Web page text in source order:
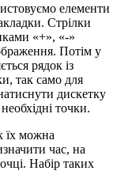
елементи
Стрілки
«+», «-»
Потім у
рядок із
так само для
дискетку
точки.
їх можна
час, на
Набір таких